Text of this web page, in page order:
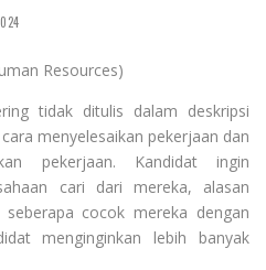
Resources)
tidak ditulis dalam deskripsi
menyelesaikan pekerjaan dan
pekerjaan. Kandidat ingin
cari dari mereka, alasan
cocok mereka dengan
menginginkan lebih banyak